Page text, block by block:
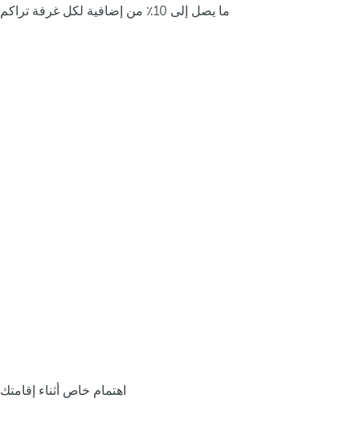
ما يصل إلى 10٪ من إضافية لكل غرفة تراكم
اهتمام خاص أثناء إقامتك